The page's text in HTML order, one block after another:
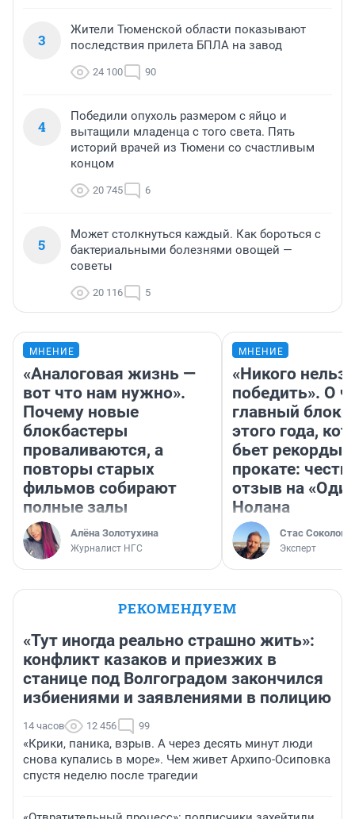
3
Жители Тюменской области показывают
последствия прилета БПЛА на завод
24 100 90
4
Победили опухоль размером с яйцо и
вытащили младенца с того света. Пять
историй врачей из Тюмени со счастливым
концом
20 745 6
5
Может столкнуться каждый. Как бороться с
бактериальными болезнями овощей —
советы
20 116 5
МНЕНИЕ
«Аналоговая жизнь —
вот что нам нужно».
Почему новые
блокбастеры
проваливаются, а
повторы старых
фильмов собирают
полные залы
Алёна Золотухина
Журналист НГС
МНЕНИЕ
«Никого нельзя
победить». О
главный
этого года,
бьет рекорды в
прокате:
отзыв на
Нолана
Стас Соколов
Эксперт
РЕКОМЕНДУЕМ
«Тут иногда реально страшно жить»:
конфликт казаков и приезжих в
станице под Волгоградом закончился
избиениями и заявлениями в полицию
14 часов 12 456 99
«Крики, паника, взрыв. А через десять минут люди
снова купались в море». Чем живет Архипо-Осиповка
спустя неделю после трагедии